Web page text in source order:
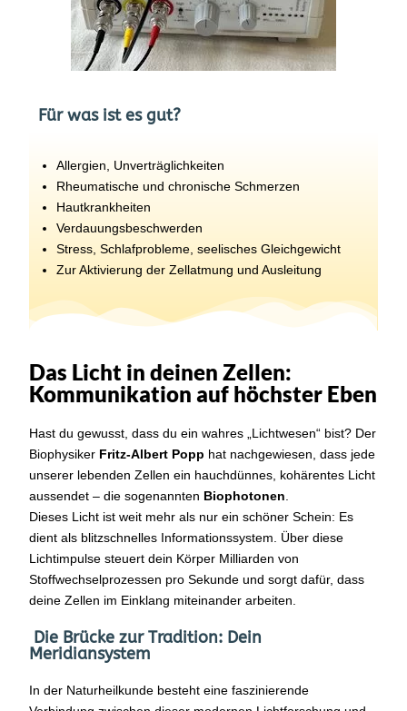
Für was ist es gut?
Allergien, Unverträglichkeiten
Rheumatische und chronische Schmerzen
Hautkrankheiten
Verdauungsbeschwerden
Stress, Schlafprobleme, seelisches Gleichgewicht
Zur Aktivierung der Zellatmung und Ausleitung
Das Licht in deinen Zellen:
Kommunikation auf höchster Eben
Hast du gewusst, dass du ein wahres „Lichtwesen“ bist? Der
Biophysiker Fritz-Albert Popp hat nachgewiesen, dass jede
unserer lebenden Zellen ein hauchdünnes, kohärentes Licht
aussendet – die sogenannten Biophotonen
Dieses Licht ist weit mehr als nur ein schöner Schein: Es
dient als blitzschnelles Informationssystem. Über diese
Lichtimpulse steuert dein Körper Milliarden von
Stoffwechselprozessen pro Sekunde und sorgt dafür, dass
deine Zellen im Einklang miteinander arbeiten.
Die Brücke zur Tradition: Dein
Meridiansystem
In der Naturheilkunde besteht eine faszinierende